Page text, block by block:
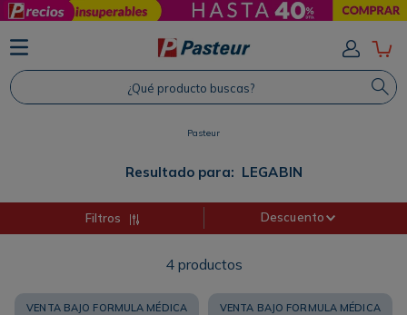
¿Qué producto buscas?
Pasteur
Resultado para: LEGABIN
Filtros Descuento
4 productos
VENTA BAJO FORMULA MÉDICA VENTA BAJO FORMULA MÉDICA
TÉRMINOS MÁS BUSCADOS
1. Protector Solar
2. Proteina